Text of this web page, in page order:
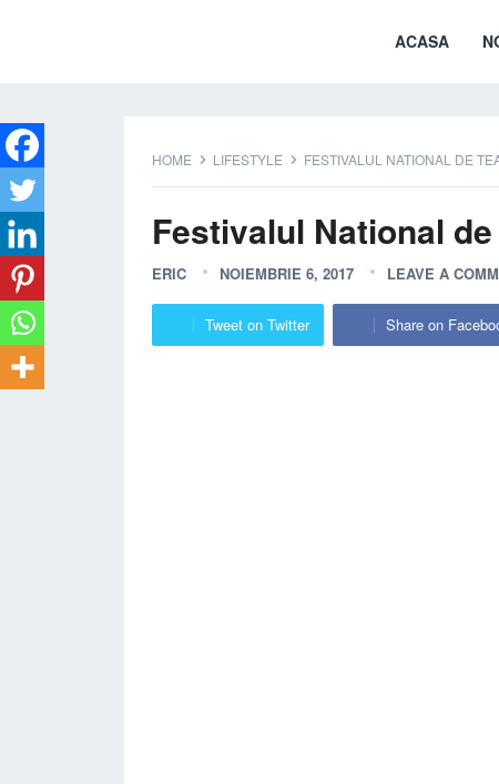
ACASA
HOME LIFESTYLE FESTIVALUL NATIONAL DE
Festivalul National
ERIC NOIEMBRIE 6, 2017 LEAVE A
Tweet on Twitter Share on